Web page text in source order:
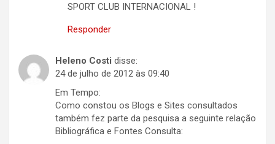
SPORT CLUB INTERNACIONAL !
Responder
Heleno Costi disse:
24 de julho de 2012 às 09:40
Em Tempo:
Como constou os Blogs e Sites consultados
também fez parte da pesquisa a seguinte relação
Bibliográfica e Fontes Consulta: